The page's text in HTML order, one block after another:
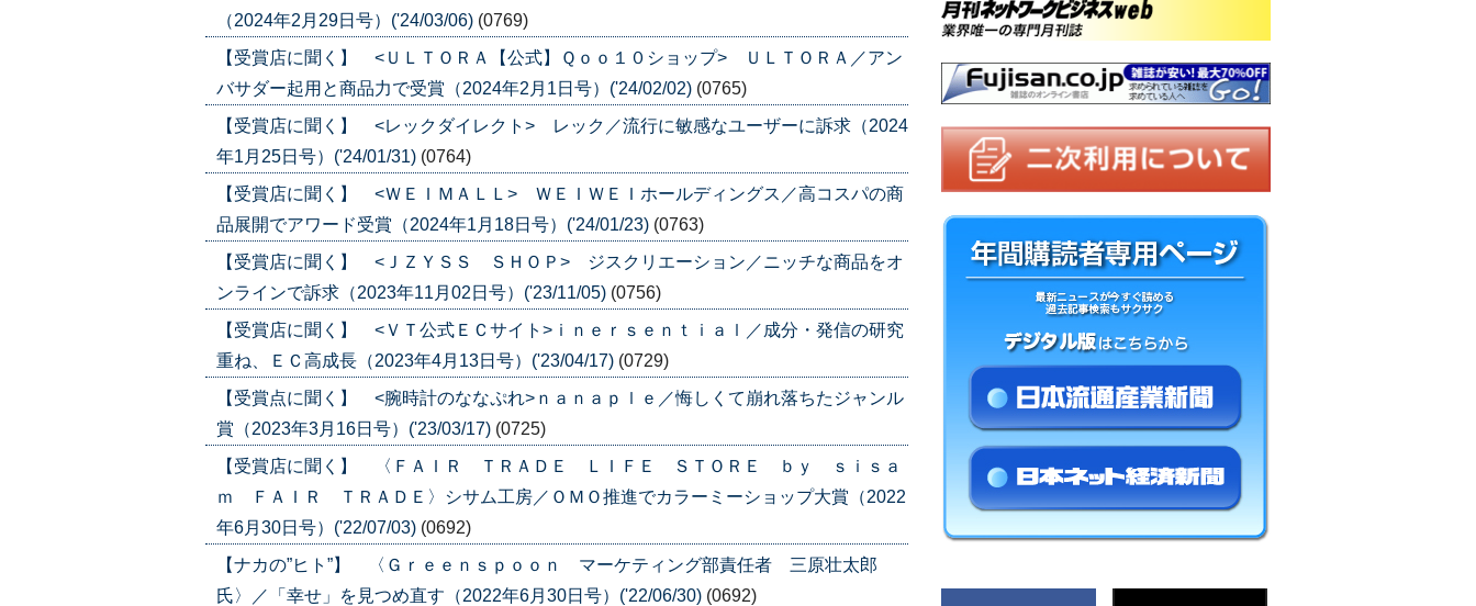
（2024年2月29日号）('24/03/06) (0769)
【受賞店に聞く】 <ＵＬＴＯＲＡ【公式】Ｑｏｏ１０ショップ> ＵＬＴＯＲＡ／アン
バサダー起用と商品力で受賞（2024年2月1日号）('24/02/02) (0765)
【受賞店に聞く】 <レックダイレクト> レック／流行に敏感なユーザーに訴求（2024
年1月25日号）('24/01/31) (0764)
【受賞店に聞く】 <ＷＥＩＭＡＬＬ> ＷＥＩＷＥＩホールディングス／高コスパの商
品展開でアワード受賞（2024年1月18日号）('24/01/23) (0763)
【受賞店に聞く】 <ＪＺＹＳＳ ＳＨＯＰ> ジスクリエーション／ニッチな商品をオ
ンラインで訴求（2023年11月02日号）('23/11/05) (0756)
【受賞店に聞く】 <ＶＴ公式ＥＣサイト>ｉｎｅｒｓｅｎｔｉａｌ／成分・発信の研究
重ね、ＥＣ高成長（2023年4月13日号）('23/04/17) (0729)
【受賞点に聞く】 <腕時計のななぷれ>ｎａｎａｐｌｅ／悔しくて崩れ落ちたジャンル
賞（2023年3月16日号）('23/03/17) (0725)
【受賞店に聞く】 〈ＦＡＩＲ ＴＲＡＤＥ ＬＩＦＥ ＳＴＯＲＥ ｂｙ ｓｉｓａ
ｍ ＦＡＩＲ ＴＲＡＤＥ〉シサム工房／ＯＭＯ推進でカラーミーショップ大賞（2022
年6月30日号）('22/07/03) (0692)
【ナカの”ヒト”】 〈Ｇｒｅｅｎｓｐｏｏｎ マーケティング部責任者 三原壮太郎
氏〉／「幸せ」を見つめ直す（2022年6月30日号）('22/06/30) (0692)